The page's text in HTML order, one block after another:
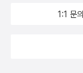
1:1 문의